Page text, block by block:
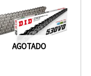
AGOTADO